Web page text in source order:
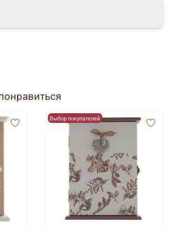
Выбор покупателей